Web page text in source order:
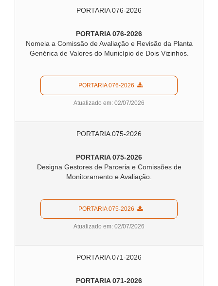
PORTARIA 076-2026
PORTARIA 076-2026
Nomeia a Comissão de Avaliação e Revisão da Planta
Genérica de Valores do Município de Dois Vizinhos.
  PORTARIA 076-2026
Atualizado em: 02/07/2026
PORTARIA 075-2026
PORTARIA 075-2026
Designa Gestores de Parceria e Comissões de
Monitoramento e Avaliação.
  PORTARIA 075-2026
Atualizado em: 02/07/2026
PORTARIA 071-2026
PORTARIA 071-2026